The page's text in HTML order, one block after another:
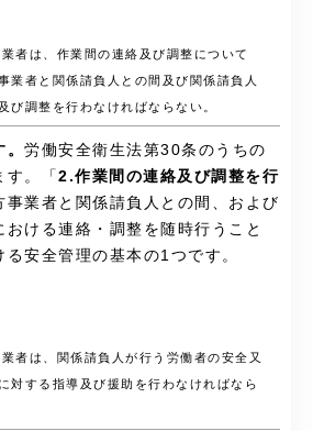
者は、作業間の連絡及び調整について
業者と関係請負人との間及び関係請負人
び調整を行わなければならない。
労働安全衛生法第30条のうちの
。「 2.作業間の連絡及び調整を行
事業者と関係請負人との間、および
おける連絡・調整を随時行うこと
安全管理の基本の1つです。
者は、関係請負人が行う労働者の安全又
対する指導及び援助を行わなければなら